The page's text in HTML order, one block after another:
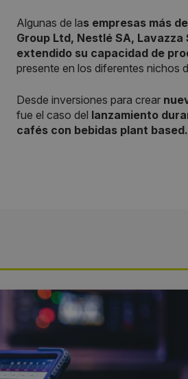
Algunas de las empresas más
Group Ltd, Nestlé SA, Lavazza
extendido su capacidad de
presente en los diferentes nichos
Desde inversiones para crear
fue el caso del lanzamiento
cafés con bebidas plant based.